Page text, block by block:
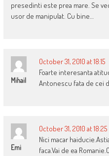
presedinti este prea mare. Se
usor de manipulat. Cu bine…
Mihail
October 31, 2010 at 18:15
Foarte interesanta
Antonescu fata de cei
Emi
October 31, 2010 at 18:25
Nici macar
faca.Vai de ea